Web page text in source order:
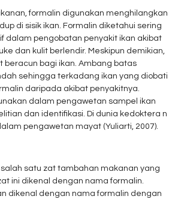
formalin digunakan menghilangkan
di sisik ikan. Formalin diketahui sering
dalam pengobatan penyakit ikan akibat
dan kulit berlendir. Meskipun demikian,
beracun bagi ikan. Ambang batas
sehingga terkadang ikan yang diobati
daripada akibat penyakitnya.
dalam pengawetan sampel ikan
dan identifikasi. Di dunia kedoktera n
pengawetan mayat (Yuliarti, 2007).
satu zat tambahan makanan yang
ini dikenal dengan nama formalin.
dikenal dengan nama formalin dengan